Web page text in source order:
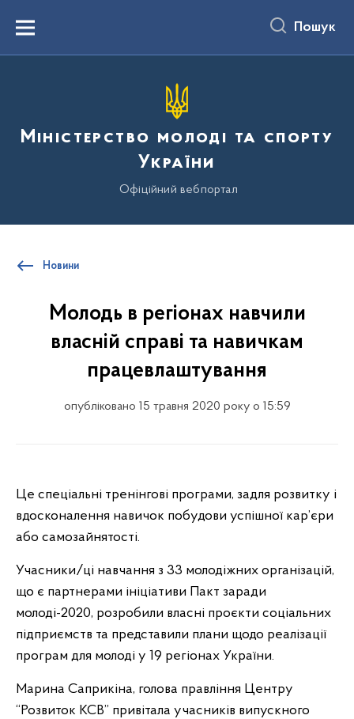
вмістуMenu Пошук
Міністерство молоді та спорту
України
Офіційний вебпортал
Новини
Молодь в регіонах навчили
власній справі та навичкам
працевлаштування
опубліковано 15 травня 2020 року о 15:59
Це спеціальні тренінгові програми, задля розвитку і
вдосконалення навичок побудови успішної кар’єри
або самозайнятості.
Учасники/ці навчання з 33 молодіжних організацій,
що є партнерами ініціативи Пакт заради
молоді-2020, розробили власні проєкти соціальних
підприємств та представили плани щодо реалізації
програм для молоді у 19 регіонах України.
Марина Саприкіна, голова правління Центру
“Розвиток КСВ” привітала учасників випускного